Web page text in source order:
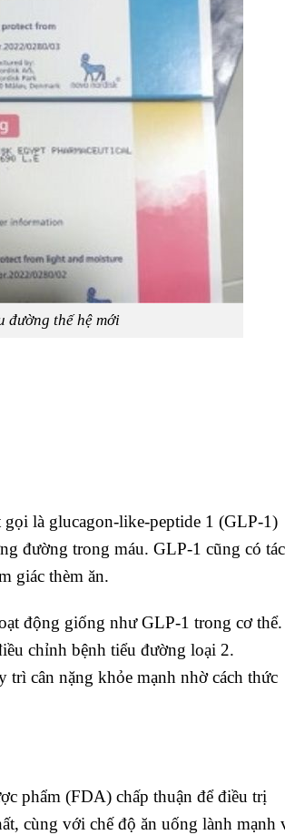
đường thế hệ mới
gọi là glucagon-like-peptide 1 (GLP-1)
đường trong máu. GLP-1 cũng có tác
giác thèm ăn.
động giống như GLP-1 trong cơ thể.
chỉnh bệnh tiểu đường loại 2.
cân nặng khỏe mạnh nhờ cách thức
phẩm (FDA) chấp thuận để điều trị
cùng với chế độ ăn uống lành mạnh